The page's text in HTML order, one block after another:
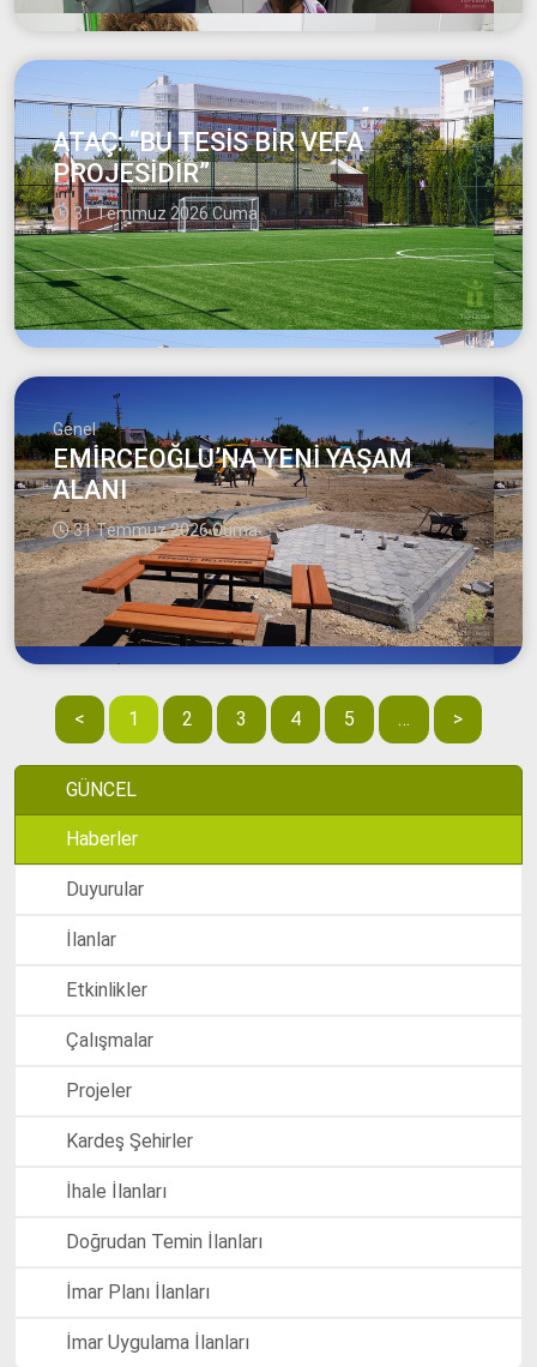
Genel
ATAÇ: “BU TESİS BİR VEFA
PROJESİDİR”
31 Temmuz 2026 Cuma
Genel
EMİRCEOĞLU’NA YENİ YAŞAM
ALANI
31 Temmuz 2026 Cuma
< 1 2 3 4 5 … >
GÜNCEL
Haberler
Duyurular
İlanlar
Etkinlikler
Çalışmalar
Projeler
Kardeş Şehirler
İhale İlanları
Doğrudan Temin İlanları
İmar Planı İlanları
İmar Uygulama İlanları